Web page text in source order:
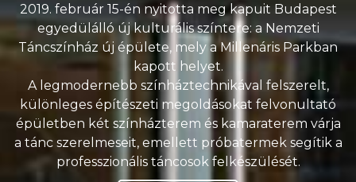
2019. február 15-én nyitotta meg kapuit Budapest
egyedülálló új kulturális színtere: a Nemzeti
Táncszínház új épülete, mely a Millenáris Parkban
kapott helyet.
A legmodernebb színháztechnikával felszerelt,
különleges építészeti megoldásokat felvonultató
épületben két színházterem és kamaraterem várja
a tánc szerelmeseit, emellett próbatermek segítik a
professzionális táncosok felkészülését.